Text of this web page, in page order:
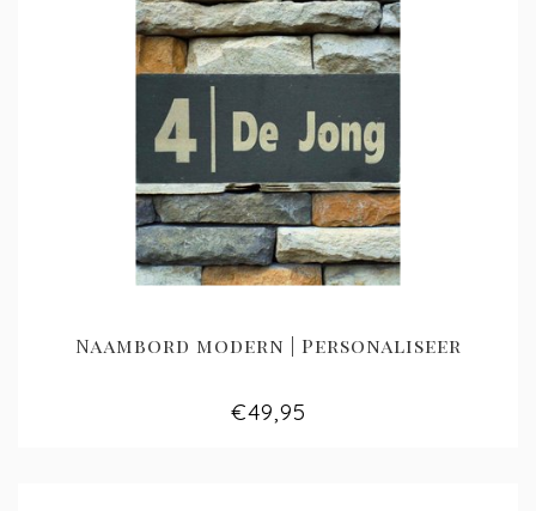
Naambord modern | Personaliseer
€49,95